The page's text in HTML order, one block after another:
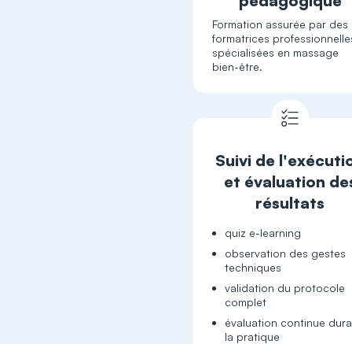
Formation assurée par des
formatrices
spécialisées en massage
bien-être.
Suivi de
et évaluation
résultats
quiz e-learning
observation des gestes
techniques
validation du protocole
complet
évaluation continue
la pratique